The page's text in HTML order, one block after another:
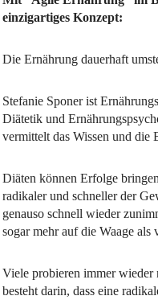
einzigartiges Konzept:
Die Ernährung dauerhaft
Stefanie Sponer ist
Diätetik und
vermittelt das Wissen und die
Diäten können Erfolge
radikaler und schneller der
genauso schnell wieder
sogar mehr auf die Waage als
Viele probieren immer wieder
besteht darin, dass eine